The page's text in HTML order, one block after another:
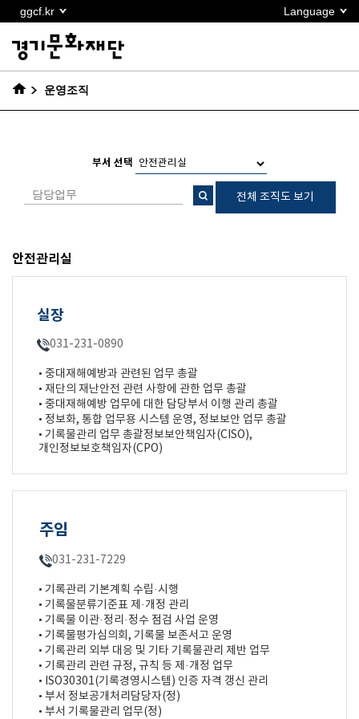
바로가기
ggcf.kr Language
운영조직
부서 선택
전체 조직도 보기
안전관리실
실장
031-231-0890
• 중대재해예방과 관련된 업무 총괄
• 재단의 재난안전 관련 사항에 관한 업무 총괄
• 중대재해예방 업무에 대한 담당부서 이행 관리 총괄
• 정보화, 통합 업무용 시스템 운영, 정보보안 업무 총괄
• 기록물관리 업무 총괄정보보안책임자(CISO),
개인정보보호책임자(CPO)
주임
031-231-7229
• 기록관리 기본계획 수립·시행
• 기록물분류기준표 제·개정 관리
• 기록물 이관·정리·정수 점검 사업 운영
• 기록물평가심의회, 기록물 보존서고 운영
• 기록관리 외부 대응 및 기타 기록물관리 제반 업무
• 기록관리 관련 규정, 규칙 등 제·개정 업무
• ISO30301(기록경영시스템) 인증 자격 갱신 관리
• 부서 정보공개처리담당자(정)
• 부서 기록물관리 업무(정)